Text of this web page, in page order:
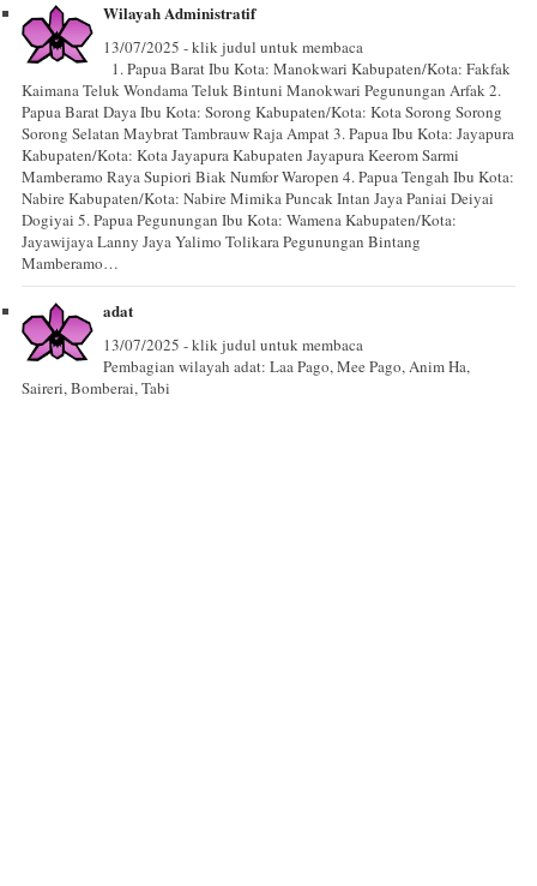
Wilayah Administratif
13/07/2025 - klik judul untuk membaca
1. Papua Barat Ibu Kota: Manokwari Kabupaten/Kota: Fakfak
Kaimana Teluk Wondama Teluk Bintuni Manokwari Pegunungan Arfak 2.
Papua Barat Daya Ibu Kota: Sorong Kabupaten/Kota: Kota Sorong Sorong
Sorong Selatan Maybrat Tambrauw Raja Ampat 3. Papua Ibu Kota: Jayapura
Kabupaten/Kota: Kota Jayapura Kabupaten Jayapura Keerom Sarmi
Mamberamo Raya Supiori Biak Numfor Waropen 4. Papua Tengah Ibu Kota:
Nabire Kabupaten/Kota: Nabire Mimika Puncak Intan Jaya Paniai Deiyai
Dogiyai 5. Papua Pegunungan Ibu Kota: Wamena Kabupaten/Kota:
Jayawijaya Lanny Jaya Yalimo Tolikara Pegunungan Bintang
Mamberamo…
adat
13/07/2025 - klik judul untuk membaca
Pembagian wilayah adat: Laa Pago, Mee Pago, Anim Ha,
Saireri, Bomberai, Tabi